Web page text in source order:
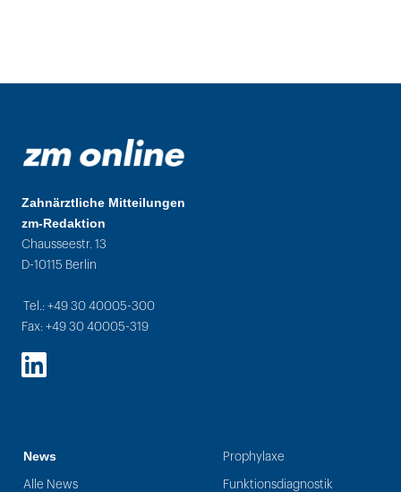
Zahnärztliche Mitteilungen
zm-Redaktion
Chausseestr. 13
D-10115 Berlin
Tel.: +49 30 40005-300
Fax: +49 30 40005-319
LinkedIn
News
Alle News
Prophylaxe
Funktionsdiagnostik